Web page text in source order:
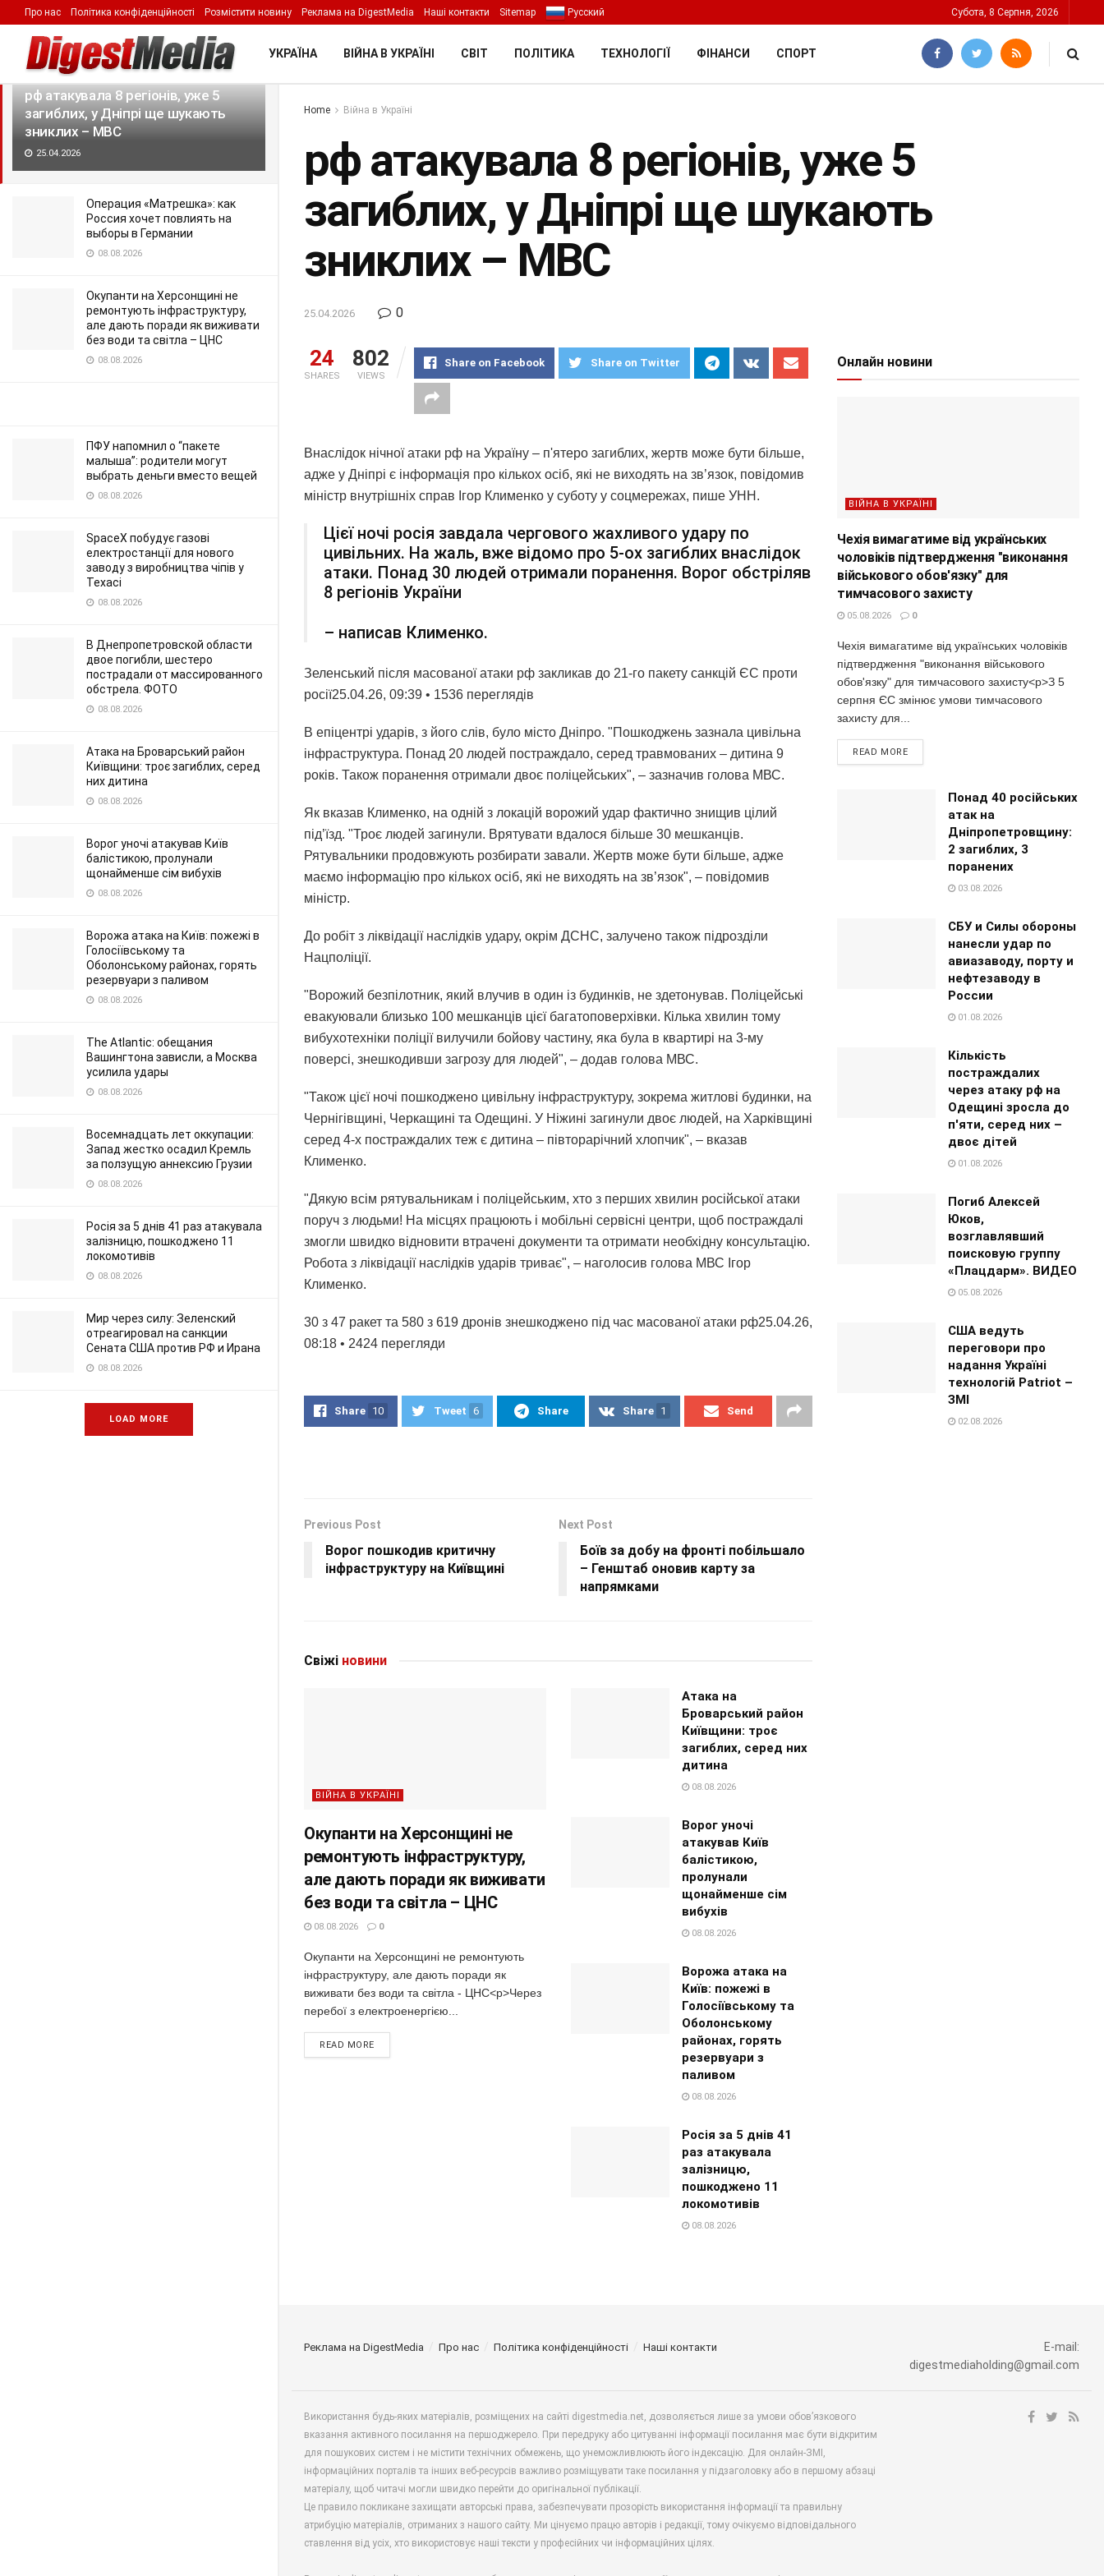
LATEST TRENDING Filter
рф атакувала 8 регіонів, уже 5
загиблих, у Дніпрі ще шукають
зниклих – МВС
25.04.2026
Операция «Матрешка»: как
Россия хочет повлиять на
выборы в Германии
08.08.2026
Окупанти на Херсонщині не
ремонтують інфраструктуру,
але дають поради як виживати
без води та світла – ЦНС
08.08.2026
ПФУ напомнил о “пакете
малыша”: родители могут
выбрать деньги вместо вещей
08.08.2026
SpaceX побудує газові
електростанції для нового
заводу з виробництва чіпів у
Техасі
08.08.2026
В Днепропетровской области
двое погибли, шестеро
пострадали от массированного
обстрела. ФОТО
08.08.2026
Атака на Броварський район
Київщини: троє загиблих, серед
них дитина
08.08.2026
Ворог уночі атакував Київ
балістикою, пролунали
щонайменше сім вибухів
08.08.2026
Ворожа атака на Київ: пожежі в
Голосіївському та
Оболонському районах, горять
резервуари з паливом
08.08.2026
The Atlantic: обещания
Вашингтона зависли, а Москва
усилила удары
08.08.2026
Восемнадцать лет оккупации:
Запад жестко осадил Кремль
за ползущую аннексию Грузии
08.08.2026
Росія за 5 днів 41 раз атакувала
залізницю, пошкоджено 11
локомотивів
08.08.2026
Мир через силу: Зеленский
отреагировал на санкции
Сената США против РФ и Ирана
08.08.2026
LOAD MORE
Про нас Політика конфіденційності Розмістити новину Реклама на DigestMedia Наші контакти Sitemap Русский Субота, 8 Серпня, 2026
УКРАЇНА ВІЙНА В УКРАЇНІ СВІТ ПОЛІТИКА ТЕХНОЛОГІЇ ФІНАНСИ СПОРТ
Home Війна в Україні
рф атакувала 8 регіонів, уже 5
загиблих, у Дніпрі ще шукають
зниклих – МВС
25.04.2026 0
24
SHARES
802
VIEWS
Share on Facebook Share on Twitter
Внаслідок нічної атаки рф на Україну – п'ятеро загиблих, жертв може бути більше,
адже у Дніпрі є інформація про кількох осіб, які не виходять на зв’язок, повідомив
міністр внутрішніх справ Ігор Клименко у суботу у соцмережах, пише УНН.
Цієї ночі росія завдала чергового жахливого удару по
цивільних. На жаль, вже відомо про 5-ох загиблих внаслідок
атаки. Понад 30 людей отримали поранення. Ворог обстріляв
8 регіонів України
– написав Клименко.
Зеленський після масованої атаки рф закликав до 21-го пакету санкцій ЄС проти
росії25.04.26, 09:39 • 1536 переглядiв
В епіцентрі ударів, з його слів, було місто Дніпро. "Пошкоджень зазнала цивільна
інфраструктура. Понад 20 людей постраждало, серед травмованих – дитина 9
років. Також поранення отримали двоє поліцейських", – зазначив голова МВС.
Як вказав Клименко, на одній з локацій ворожий удар фактично знищив цілий
під’їзд. "Троє людей загинули. Врятувати вдалося більше 30 мешканців.
Рятувальники продовжують розбирати завали. Жертв може бути більше, адже
маємо інформацію про кількох осіб, які не виходять на зв’язок", – повідомив
міністр.
До робіт з ліквідації наслідків удару, окрім ДСНС, залучено також підрозділи
Нацполіції.
"Ворожий безпілотник, який влучив в один із будинків, не здетонував. Поліцейські
евакуювали близько 100 мешканців цієї багатоповерхівки. Кілька хвилин тому
вибухотехніки поліції вилучили бойову частину, яка була в квартирі на 3-му
поверсі, знешкодивши загрозу для людей", – додав голова МВС.
"Також цієї ночі пошкоджено цивільну інфраструктуру, зокрема житлові будинки, на
Чернігівщині, Черкащині та Одещині. У Ніжині загинули двоє людей, на Харківщині
серед 4-х постраждалих теж є дитина – півторарічний хлопчик", – вказав
Клименко.
"Дякую всім рятувальникам і поліцейським, хто з перших хвилин російської атаки
поруч з людьми! На місцях працюють і мобільні сервісні центри, щоб постраждалі
змогли швидко відновити втрачені документи та отримати необхідну консультацію.
Робота з ліквідації наслідків ударів триває", – наголосив голова МВС Ігор
Клименко.
30 з 47 ракет та 580 з 619 дронів знешкоджено під час масованої атаки рф25.04.26,
08:18 • 2424 перегляди
Share 10 Tweet 6 Share Share 1 Send
Previous Post
Ворог пошкодив критичну
інфраструктуру на Київщині
Next Post
Боїв за добу на фронті побільшало
– Генштаб оновив карту за
напрямками
Свіжі новини
ВІЙНА В УКРАЇНІ
Окупанти на Херсонщині не
ремонтують інфраструктуру,
але дають поради як виживати
без води та світла – ЦНС
08.08.2026 0
Окупанти на Херсонщині не ремонтують
інфраструктуру, але дають поради як
виживати без води та світла - ЦНС<p>Через
перебої з електроенергією...
READ MORE
Атака на
Броварський район
Київщини: троє
загиблих, серед них
дитина
08.08.2026
Ворог уночі
атакував Київ
балістикою,
пролунали
щонайменше сім
вибухів
08.08.2026
Ворожа атака на
Київ: пожежі в
Голосіївському та
Оболонському
районах, горять
резервуари з
паливом
08.08.2026
Росія за 5 днів 41
раз атакувала
залізницю,
пошкоджено 11
локомотивів
08.08.2026
Онлайн новини
ВІЙНА В УКРАЇНІ
Чехія вимагатиме від українських
чоловіків підтвердження "виконання
військового обов'язку" для
тимчасового захисту
05.08.2026 0
Чехія вимагатиме від українських чоловіків
підтвердження "виконання військового
обов'язку" для тимчасового захисту<p>З 5
серпня ЄС змінює умови тимчасового
захисту для...
READ MORE
Понад 40 російських
атак на
Дніпропетровщину:
2 загиблих, 3
поранених
03.08.2026
СБУ и Силы обороны
нанесли удар по
авиазаводу, порту и
нефтезаводу в
России
01.08.2026
Кількість
постраждалих
через атаку рф на
Одещині зросла до
п'яти, серед них –
двоє дітей
01.08.2026
Погиб Алексей
Юков,
возглавлявший
поисковую группу
«Плацдарм». ВИДЕО
05.08.2026
США ведуть
переговори про
надання Україні
технологій Patriot –
ЗМІ
02.08.2026
Реклама на DigestMedia Про нас Політика конфіденційності Наші контакти
E-mail:
digestmediaholding@gmail.com
Використання будь-яких матеріалів, розміщених на сайті digestmedia.net, дозволяється лише за умови обов’язкового
вказання активного посилання на першоджерело. При передруку або цитуванні інформації посилання має бути відкритим
для пошукових систем і не містити технічних обмежень, що унеможливлюють його індексацію. Для онлайн-ЗМІ,
інформаційних порталів та інших веб-ресурсів важливо розміщувати таке посилання у підзаголовку або в першому абзаці
матеріалу, щоб читачі могли швидко перейти до оригінальної публікації.
Це правило покликане захищати авторські права, забезпечувати прозорість використання інформації та правильну
атрибуцію матеріалів, отриманих з нашого сайту. Ми цінуємо працю авторів і редакції, тому очікуємо відповідального
ставлення від усіх, хто використовує наші тексти у професійних чи інформаційних цілях.